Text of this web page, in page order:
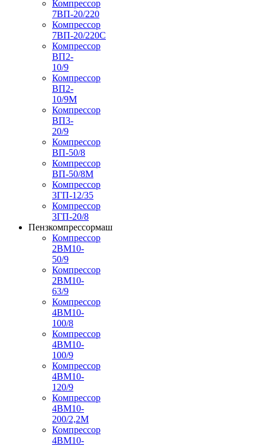
Компрессор
7ВП-20/220
Компрессор
7ВП-20/220С
Компрессор
ВП2-
10/9
Компрессор
ВП2-
10/9М
Компрессор
ВП3-
20/9
Компрессор
ВП-50/8
Компрессор
ВП-50/8М
Компрессор
3ГП-12/35
Компрессор
3ГП-20/8
Пензкомпрессормаш
Компрессор
2ВМ10-
50/9
Компрессор
2ВМ10-
63/9
Компрессор
4ВМ10-
100/8
Компрессор
4ВМ10-
100/9
Компрессор
4ВМ10-
120/9
Компрессор
4ВМ10-
200/2,2М
Компрессор
4ВМ10-